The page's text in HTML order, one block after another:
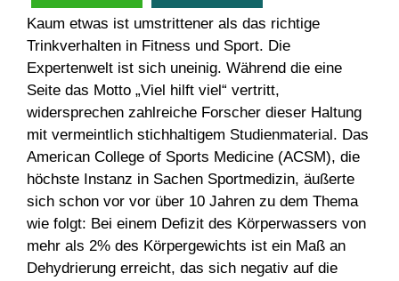
Kaum etwas ist umstrittener als das richtige
Trinkverhalten in Fitness und Sport. Die
Expertenwelt ist sich uneinig. Während die eine
Seite das Motto „Viel hilft viel“ vertritt,
widersprechen zahlreiche Forscher dieser Haltung
mit vermeintlich stichhaltigem Studienmaterial. Das
American College of Sports Medicine (ACSM), die
höchste Instanz in Sachen Sportmedizin, äußerte
sich schon vor vor über 10 Jahren zu dem Thema
wie folgt: Bei einem Defizit des Körperwassers von
mehr als 2% des Körpergewichts ist ein Maß an
Dehydrierung erreicht, das sich negativ auf die